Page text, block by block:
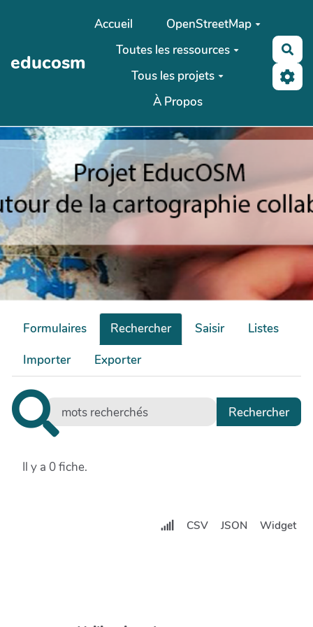
Aller au contenu principal
educosm
Accueil
OpenStreetMap
Toutes les ressources
Tous les projets
À Propos
Formulaires Rechercher Saisir
Listes
Importer
Exporter
Il y a 0 fiche.
CSV JSON Widget